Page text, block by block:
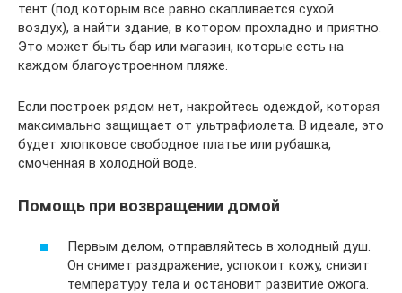
тент (под которым все равно скапливается сухой
воздух), а найти здание, в котором прохладно и приятно.
Это может быть бар или магазин, которые есть на
каждом благоустроенном пляже.
Если построек рядом нет, накройтесь одеждой, которая
максимально защищает от ультрафиолета. В идеале, это
будет хлопковое свободное платье или рубашка,
смоченная в холодной воде.
Помощь при возвращении домой
Первым делом, отправляйтесь в холодный душ.
Он снимет раздражение, успокоит кожу, снизит
температуру тела и остановит развитие ожога.